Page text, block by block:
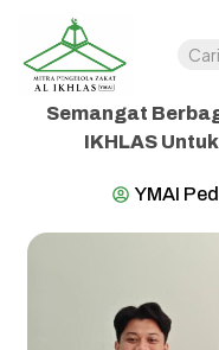
Semangat
IKHLAS
YMAI